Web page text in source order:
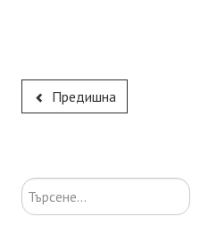
Предишна
Търсене...